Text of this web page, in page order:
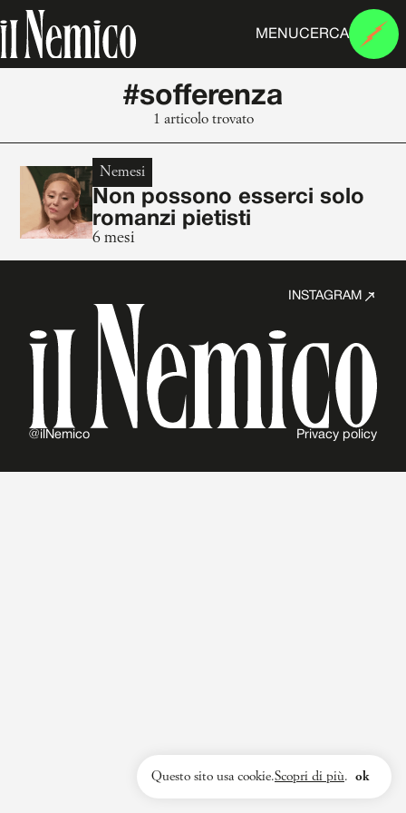
MENUCERCA
#sofferenza
1 articolo trovato
Nemesi
Non possono esserci solo
romanzi pietisti
6 mesi
INSTAGRAM
@ilNemico Privacy policy
Questo sito usa cookie.Scopri di più. ok